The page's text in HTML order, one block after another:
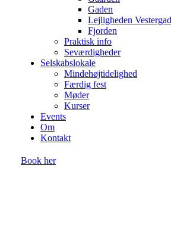
Gaden
Lejligheden
Fjorden
Praktisk info
Seværdigheder
Selskabslokale
Mindehøjtidelighed
Færdig fest
Møder
Kurser
Events
Om
Kontakt
Book her